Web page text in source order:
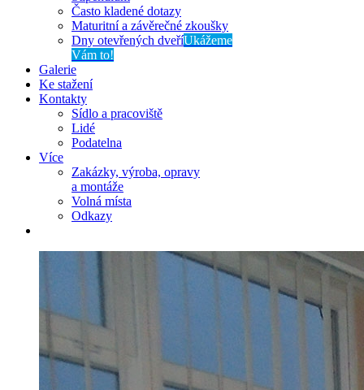
Často kladené dotazy
Maturitní a závěrečné zkoušky
Dny otevřených dveříUkážeme
Vám to!
Galerie
Ke stažení
Kontakty
Sídlo a pracoviště
Lidé
Podatelna
Více
Zakázky, výroba, opravy
a montáže
Volná místa
Odkazy